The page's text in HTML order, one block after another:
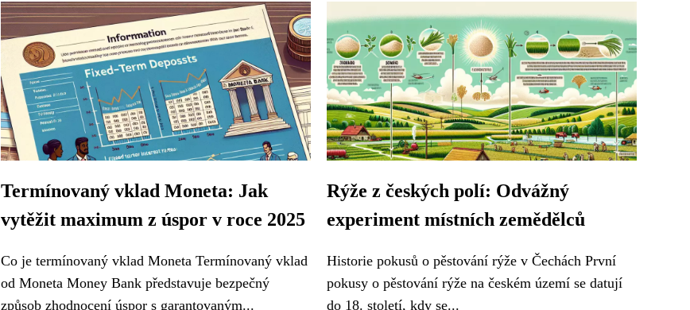
Termínovaný vklad Moneta: Jak
vytěžit maximum z úspor v roce 2025
Co je termínovaný vklad Moneta Termínovaný vklad
od Moneta Money Bank představuje bezpečný
způsob zhodnocení úspor s garantovaným...
Rýže z českých polí: Odvážný
experiment místních zemědělců
Historie pokusů o pěstování rýže v Čechách První
pokusy o pěstování rýže na českém území se datují
do 18. století, kdy se...